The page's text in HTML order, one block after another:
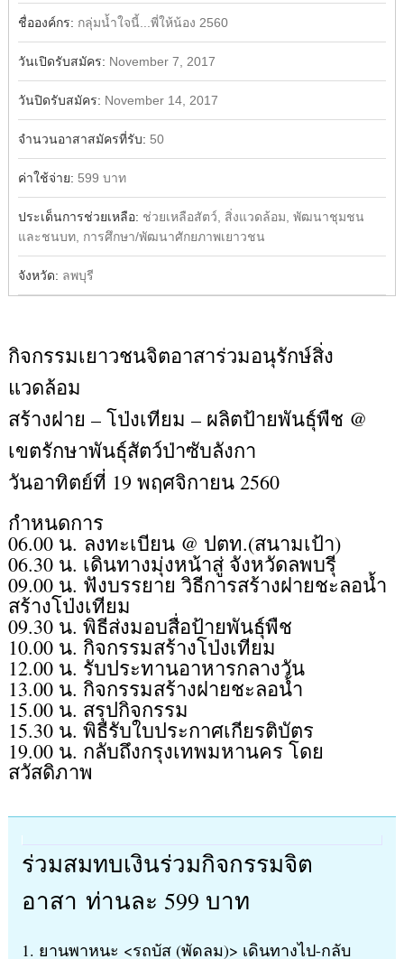
ชื่อองค์กร: กลุ่มน้ำใจนี้...พี่ให้น้อง 2560
วันเปิดรับสมัคร: November 7, 2017
วันปิดรับสมัคร: November 14, 2017
จำนวนอาสาสมัครที่รับ: 50
ค่าใช้จ่าย: 599 บาท
ประเด็นการช่วยเหลือ: ช่วยเหลือสัตว์, สิ่งแวดล้อม, พัฒนาชุมชน
และชนบท, การศึกษา/พัฒนาศักยภาพเยาวชน
จังหวัด: ลพบุรี
กิจกรรมเยาวชนจิตอาสาร่วมอนุรักษ์สิ่ง
แวดล้อม
สร้างฝาย – โป่งเทียม – ผลิตป้ายพันธุ์พืช @
เขตรักษาพันธุ์สัตว์ป่าซับลังกา
วันอาทิตย์ที่ 19 พฤศจิกายน 2560
กำหนดการ
06.00 น. ลงทะเบียน @ ปตท.(สนามเป้า)
06.30 น. เดินทางมุ่งหน้าสู่ จังหวัดลพบรุี
09.00 น. ฟังบรรยาย วิธีการสร้างฝายชะลอน้ำ
สร้างโป่งเทียม
09.30 น. พิธีส่งมอบสื่อป้ายพันธุ์พืช
10.00 น. กิจกรรมสร้างโป่งเทียม
12.00 น. รับประทานอาหารกลางวัน
13.00 น. กิจกรรมสร้างฝายชะลอน้ำ
15.00 น. สรุปกิจกรรม
15.30 น. พิธีรับใบประกาศเกียรติบัตร
19.00 น. กลับถึงกรุงเทพมหานคร โดย
สวัสดิภาพ
ร่วมสมทบเงินร่วมกิจกรรมจิต
อาสา ท่านละ 599 บาท
1. ยานพาหนะ <รถบัส (พัดลม)> เดินทางไป-กลับ